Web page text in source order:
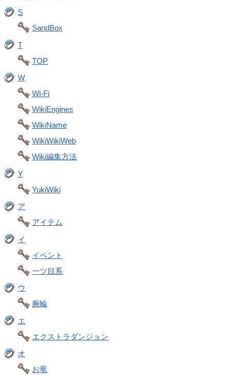
S
SandBox
T
TOP
W
Wi-Fi
WikiEngines
WikiName
WikiWikiWeb
Wiki編集方法
Y
YukiWiki
ア
アイテム
イ
イベント
一ツ目系
ウ
腕輪
エ
エクストラダンジョン
オ
お竜